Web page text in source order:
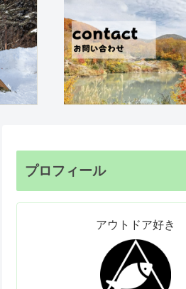
プロフィール
アウトドア好き